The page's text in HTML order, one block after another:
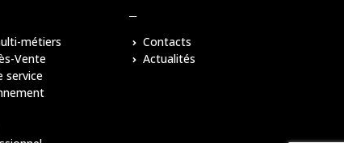
métiers
Vente
service
–
Contacts
Actualités